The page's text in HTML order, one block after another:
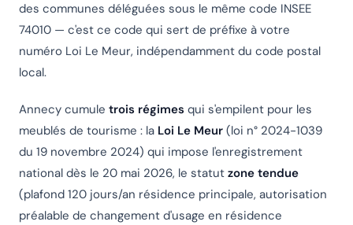
des communes déléguées sous le même code INSEE
74010 — c'est ce code qui sert de préfixe à votre
numéro Loi Le Meur, indépendamment du code postal
local.
Annecy cumule trois régimes qui s'empilent pour les
meublés de tourisme : la Loi Le Meur (loi n° 2024-1039
du 19 novembre 2024) qui impose l'enregistrement
national dès le 20 mai 2026, le statut zone tendue
(plafond 120 jours/an résidence principale, autorisation
préalable de changement d'usage en résidence